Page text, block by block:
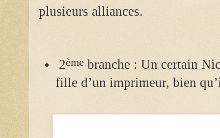
plusieurs alliances.
2ème branche : Un certain
fille d’un imprimeur, bien